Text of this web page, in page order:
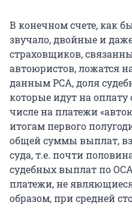
В конечном счете, как
звучало, двойные и
страховщиков,
автоюристов, ложатся
данным РСА, доля
которые идут на
числе на платежи
итогам первого
общей суммы выплат,
суда, т.е. почти
судебных выплат по
платежи, не
образом, при средней